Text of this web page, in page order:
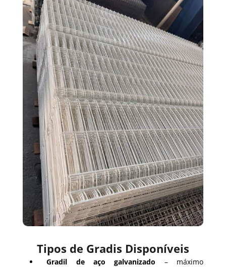
Tipos de Gradis Disponíveis
Gradil de aço galvanizado – máximo